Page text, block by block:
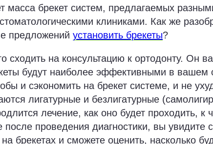
масса брекет систем, предлагаемых
клиниками. Как же
предложений установить брекеты?
сходить на консультацию к ортодонту. Он
будут наиболее эффективными в вашем
и сэкономить на брекет системе, и не
лигатурные и безлигатурные
лечение, как оно будет проходить, к
после проведения диагностики, вы увидите
брекетах и сможете оценить, насколько